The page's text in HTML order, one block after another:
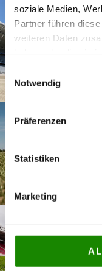
soziale Medien,
Partner führen
weiteren Daten
Cookies, wenn Sie
Einwilligungsauswahl
Notwendig
Präferenzen
Statistiken
Marketing